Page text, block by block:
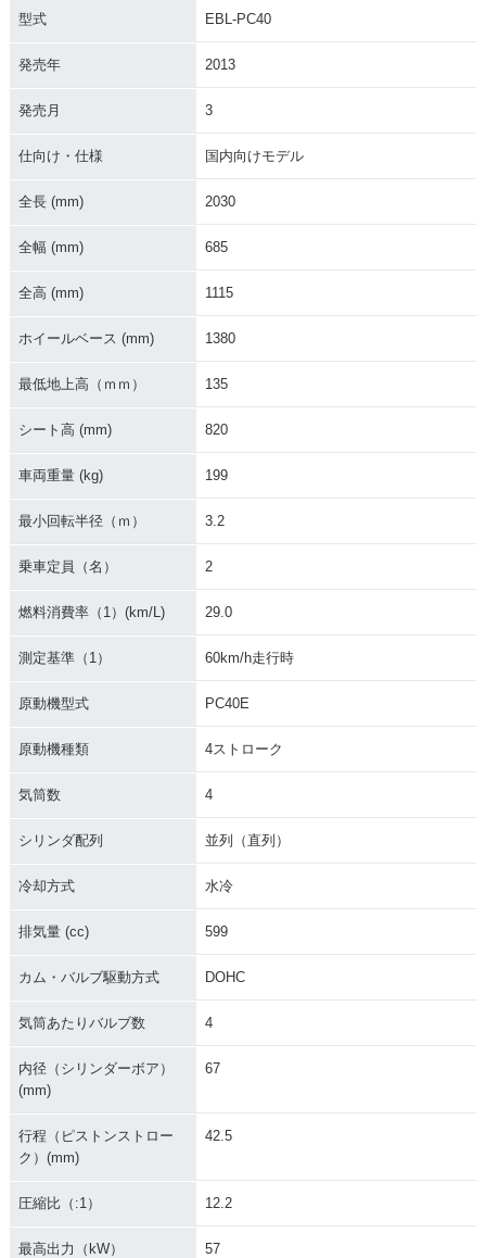
2013年 CBR600R
ジ
2011年 CBR600RR
ABS・カラーチェン
R・カラーチェンジ
2009年 CBR600R
2009年 CBR600RR
ジ
R・フルモデルチェ
Special Edition・特
R・フルモデルチェ
ンジ
R・カラーチェンジ
型式 EBL-PC40
発売年 2013
発売月 3
仕向け・仕様 国内向けモデル
全長 (mm) 2030
全幅 (mm) 685
全高 (mm) 1115
ホイールベース (mm) 1380
最低地上高（ｍｍ） 135
シート高 (mm) 820
車両重量 (kg) 199
最小回転半径（ｍ） 3.2
乗車定員（名） 2
燃料消費率（1）(km/L) 29.0
測定基準（1） 60km/h走行時
原動機型式 PC40E
原動機種類 4ストローク
気筒数 4
シリンダ配列 並列（直列）
冷却方式 水冷
排気量 (cc) 599
カム・バルブ駆動方式 DOHC
気筒あたりバルブ数 4
内径（シリンダーボア）
(mm)
67
行程（ピストンストロー
ク）(mm)
42.5
圧縮比（:1） 12.2
最高出力（kW） 57